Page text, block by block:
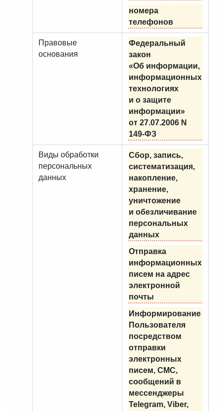
номера
телефонов
Правовые
основания
Федеральный
закон
«Об информации,
информационных
технологиях
и о защите
информации»
от 27.07.2006 N
149-ФЗ
Виды обработки
персональных
данных
Сбор, запись,
систематизация,
накопление,
хранение,
уничтожение
и обезличивание
персональных
данных
Отправка
информационных
писем на адрес
электронной
почты
Информирование
Пользователя
посредством
отправки
электронных
писем, СМС,
сообщений в
мессенджеры
Telegram, Viber,